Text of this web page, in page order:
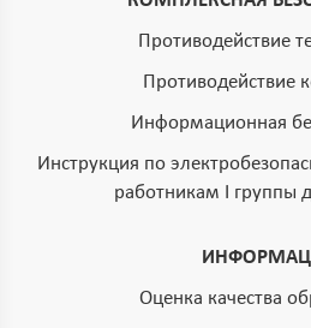
Противодействие
Противодействие
Информационная
Инструкция по
работникам I группы
Оценка качества